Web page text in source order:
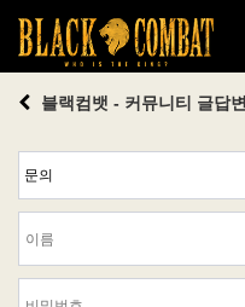
블랙컴뱃 - 커뮤니티 글답변